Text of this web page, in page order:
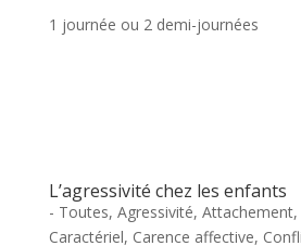
1 journée ou 2 demi-journées
L’agressivité chez les enfants
- Toutes, Agressivité, Attachement,
Caractériel, Carence affective,